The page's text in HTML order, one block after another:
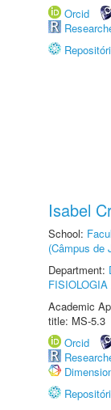
Orcid
Isabel
School:
(Câmpus de
Department:
Academic
title: MS-5.3
Orcid